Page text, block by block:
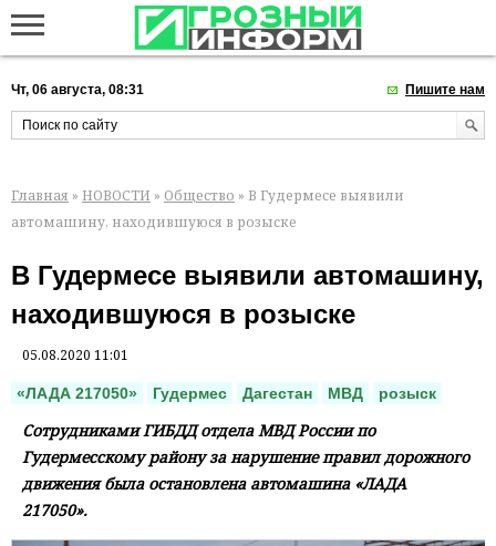
Чт, 06 августа, 08:31 Пишите нам
Главная » НОВОСТИ » Общество » В Гудермесе выявили
автомашину, находившуюся в розыске
В Гудермесе выявили автомашину,
находившуюся в розыске
05.08.2020 11:01
«ЛАДА 217050» Гудермес Дагестан МВД розыск
Сотрудниками ГИБДД отдела МВД России по
Гудермесскому району за нарушение правил дорожного
движения была остановлена автомашина «ЛАДА
217050».